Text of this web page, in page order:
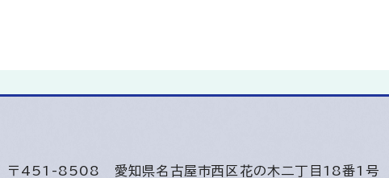
〒451-8508 愛知県名古屋市西区花の木二丁目18番1号